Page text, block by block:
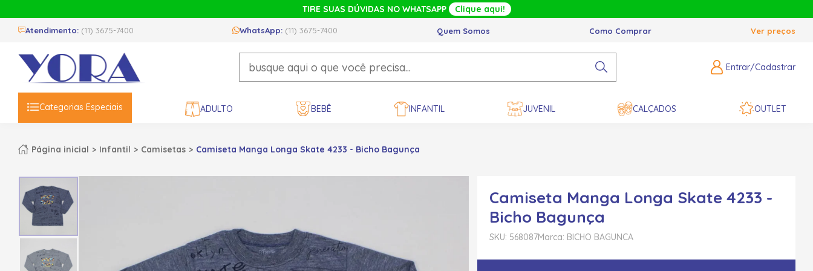
TIRE SUAS DÚVIDAS NO WHATSAPP Clique aqui!
Atendimento: (11) 3675-7400 WhatsApp: (11) 3675-7400 Quem Somos Como Comprar Ver preços
Entrar/Cadastrar
Categorias Especiais ADULTO BEBÊ INFANTIL JUVENIL CALÇADOS OUTLET
Página inicial Infantil Camisetas Camiseta Manga Longa Skate 4233 - Bicho Bagunça
Camiseta Manga Longa Skate 4233 -
Bicho Bagunça
SKU: 568087Marca: BICHO BAGUNCA